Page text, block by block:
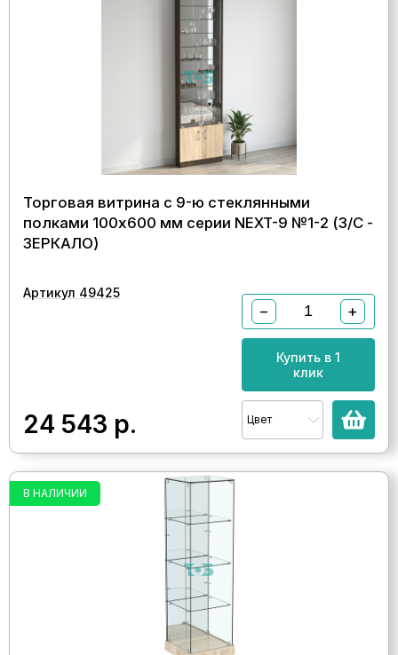
Торговая витрина с 9-ю стеклянными
полками 100x600 мм серии NEXT-9 №1-2 (З/C -
ЗЕРКАЛО)
Артикул 49425
24 543 р.
− +
Купить в 1
клик
Цвет
В НАЛИЧИИ